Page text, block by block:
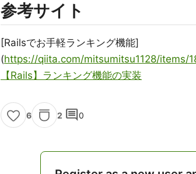
参考サイト
[Railsでお手軽ランキング機能]
(https://qiita.com/mitsumitsu1128/items/
【Rails】ランキング機能の実装
6 2 comment0